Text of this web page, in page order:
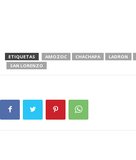
ETIQUETAS AMOZOC CHACHAPA LADRON
SAN LORENZO